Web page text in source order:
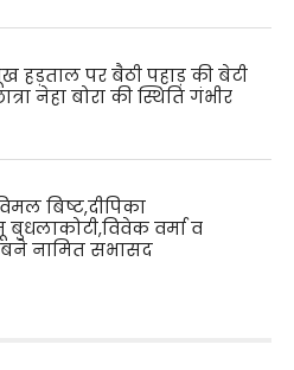
हड़ताल पर बैठी पहाड़ की बेटी
नेहा बोरा की स्थिति गंभीर
बिष्ट,दीपिका
बुधलाकोटी,विवेक वर्मा व
नामित सभासद